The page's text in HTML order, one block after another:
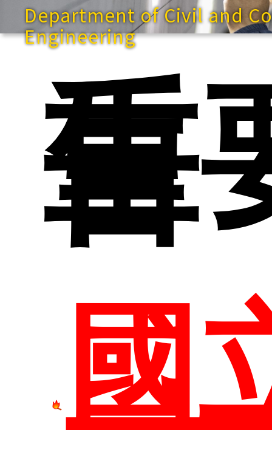
尋
Department of Civil and
Engineering
重
告
國